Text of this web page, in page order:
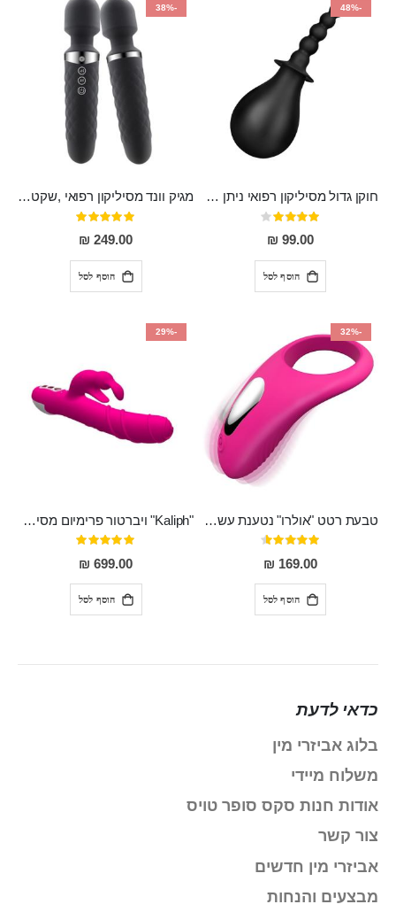
-48%
חוקן גדול מסיליקון רפואי ניתן לשימוש גם כפלאג וגם כחרוזים אנאלים
דירוג:
80%
99.00 ₪
הוסף לסל
-38%
מגיק וונד מסיליקון רפואי ,שקט במיוחד, נטען בעל 10 מהירויות שונות "Erna"
דירוג:
100%
249.00 ₪
הוסף לסל
-32%
טבעת רטט "אולרו" נטענת עשויה סיליקון רפואי עם רטט חזק ומטריף חושים
דירוג:
91%
169.00 ₪
הוסף לסל
-29%
"Kaliph" ויברטור פרימיום מסיליקון רפואי , נטען, שקט במיוחד, מסתובב ומתפתל, שמנמן עם חדירה 14 סמ
דירוג:
100%
699.00 ₪
הוסף לסל
כדאי לדעת
בלוג אביזרי מין
משלוח מיידי
אודות חנות סקס סופר טויס
צור קשר
אביזרי מין חדשים
מבצעים והנחות